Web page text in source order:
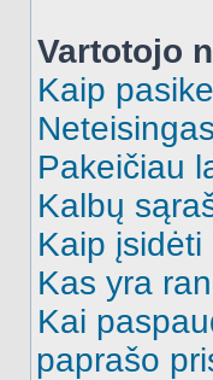
Vartotojo
Kaip
Pakeičiau
Kalbų
Kaip
Kas yra
Kai
paprašo